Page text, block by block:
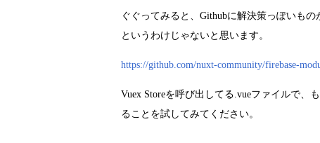
ぐぐってみると、Githubに解決策っぽいも
というわけじゃないと思います。
https://github.com/nuxt-community/firebase-
Vuex Storeを呼び出してる.vueファイルで、
ることを試してみてください。